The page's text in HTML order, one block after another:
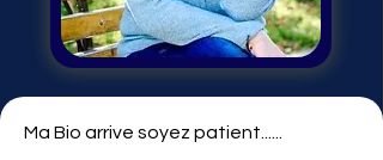
Ma Bio arrive soyez patient......